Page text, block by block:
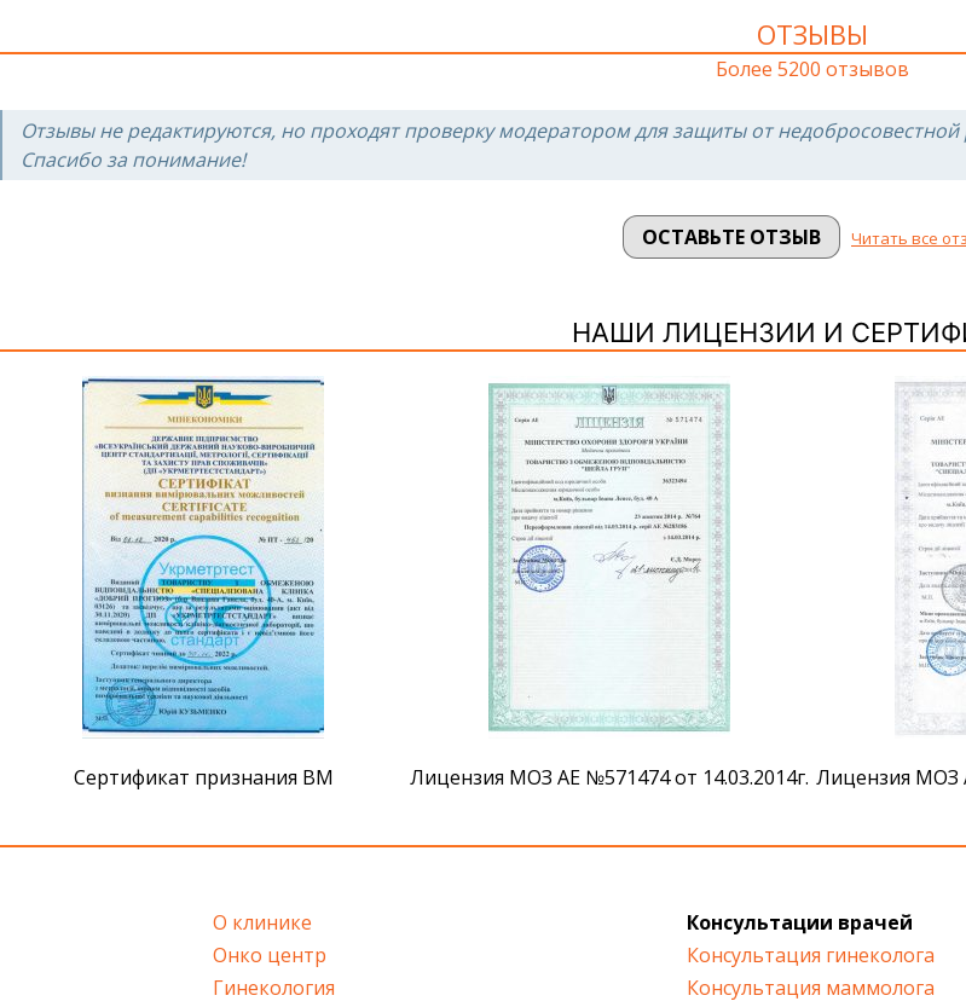
ОТЗЫВЫ
Более 5200 отзывов
Отзывы не редактируются, но проходят проверку модератором для защиты от
Спасибо за понимание!
ОСТАВЬТЕ ОТЗЫВ Читать все
НАШИ ЛИЦЕНЗИИ И
Сертификат признания ВМ Лицензия МОЗ АЕ №571474 от 14.03.2014г. Лицензия МОЗ
О клинике
Онко центр
Гинекология
Консультации врачей
Консультация гинеколога
Консультация маммолога